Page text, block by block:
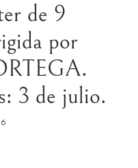
de 9
por
3 de julio.